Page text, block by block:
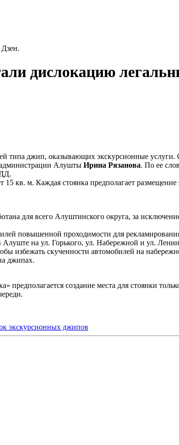
дислокацию
типа джип, оказывающих экскурсионные услуги.
администрации Алушты Ирина Рязанова. По ее
кв. м. Каждая стоянка предполагает
для всего Алуштинского округа, за
повышенной проходимости для
Алуште на ул. Горького, ул. Набережной и ул.
избежать скученности автомобилей на
джипах.
предполагается создание места для стоянки